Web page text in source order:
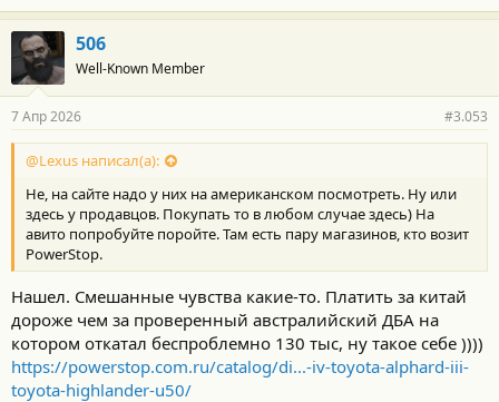
506
Well-Known Member
7 Апр 2026 #3.053
@Lexus написал(а):
Не, на сайте надо у них на американском посмотреть. Ну или
здесь у продавцов. Покупать то в любом случае здесь) На
авито попробуйте поройте. Там есть пару магазинов, кто возит
PowerStop.
Нашел. Смешанные чувства какие-то. Платить за китай
дороже чем за проверенный австралийский ДБА на
котором откатал беспроблемно 130 тыс, ну такое себе ))))
https://powerstop.com.ru/catalog/di...-iv-toyota-alphard-iii-
toyota-highlander-u50/